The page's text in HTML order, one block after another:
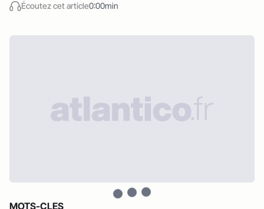
Écoutez cet article0:00min
MOTS-CLES